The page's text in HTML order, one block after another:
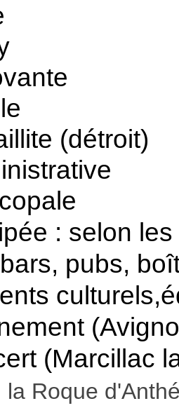
(détroit)
: selon
pubs,
(Marcillac
la Roque